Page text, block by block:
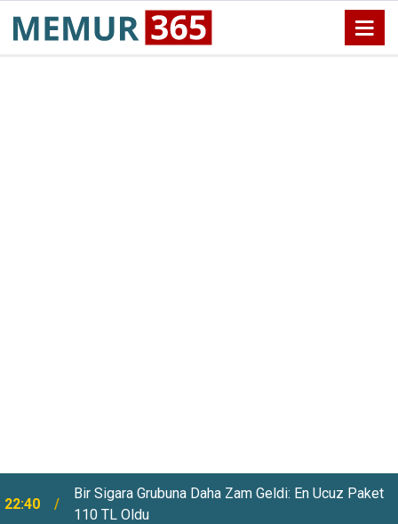
22:12
Meteoroloji Uyardı: Yeni Haftada Kavurucu Sıcaklar
Ve Sağanak Yağış Geliyor